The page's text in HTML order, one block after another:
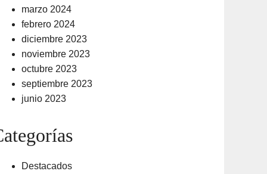
marzo 2024
febrero 2024
diciembre 2023
noviembre 2023
octubre 2023
septiembre 2023
junio 2023
Destacados